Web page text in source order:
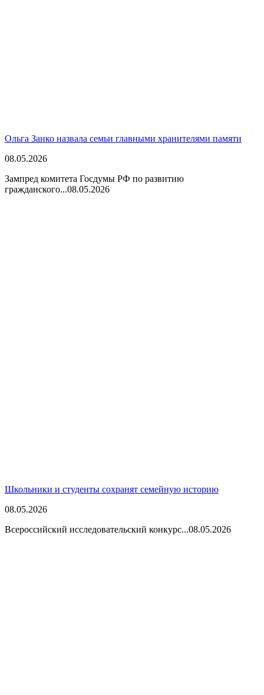
Ольга Занко назвала семьи главными хранителями памяти
08.05.2026
Зампред комитета Госдумы РФ по развитию
гражданского...08.05.2026
Школьники и студенты сохранят семейную историю
08.05.2026
Всероссийский исследовательский конкурс...08.05.2026